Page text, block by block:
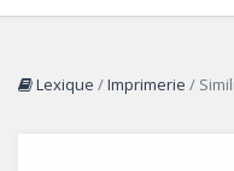
Lexique /Imprimerie /